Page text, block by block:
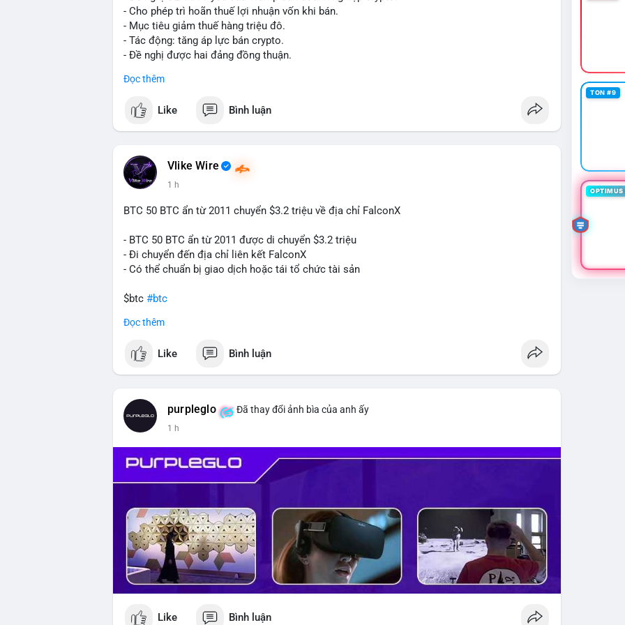
phòng thủ. Nếu vào ví lạnh, có thể duy trì chiến lược nắm giữ hiện tại mà không cần hoảng
loạn.
#160btc #vilanh #thanhkhoansan #aplucban
- Cho phép trì hoãn thuế lợi nhuận vốn khi bán.
- Mục tiêu giảm thuế hàng triệu đô.
- Tác động: tăng áp lực bán crypto.
- Đề nghị được hai đảng đồng thuận.
#vlikevn #titanbot
📰 Nguồn: Cointelegraph
Đọc thêm
Like Bình luận
Vlike Wire
1 h
BTC 50 BTC ẩn từ 2011 chuyển $3.2 triệu về địa chỉ FalconX
- BTC 50 BTC ẩn từ 2011 được di chuyển $3.2 triệu
- Đi chuyển đến địa chỉ liên kết FalconX
- Có thể chuẩn bị giao dịch hoặc tái tổ chức tài sản
$btc #btc
#vlikevn
📰 Nguồn: CoinDesk
Đọc thêm
Like Bình luận
purpleglo Đã thay đổi ảnh bìa của anh ấy
1 h
Like Bình luận
TON #9
OPTIMUS